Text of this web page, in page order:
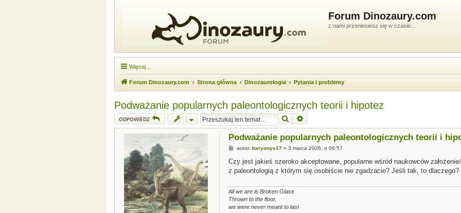
Forum Dinozaury.com
z nami przeniesiesz się w czasie...
Więcej…
Forum Dinozaury.com Strona główna Dinozaurologia Pytania i problemy
Podważanie popularnych paleontologicznych teorii i hipotez
ODPOWIEDZ Szukaj
Podważanie popularnych paleontologicznych teorii i
P
s
autor: baryonyx17» 3 marca 2026, o 06:57
Czy jest jakieś szeroko akceptowane, popularne wśród naukowców
z paleontologią z którym się osobiście nie zgadzacie? Jeśli tak, to dlaczego?
All we are is Broken Glass
Thrown to the floor,
we were never meant to last